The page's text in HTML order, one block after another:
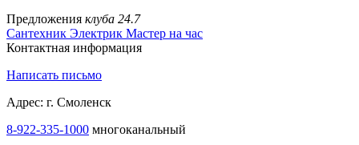
Предложения клуба 24.7
Сантехник Электрик Мастер на час
Контактная информация
Написать письмо
Адрес: г. Смоленск
8-922-335-1000 многоканальный